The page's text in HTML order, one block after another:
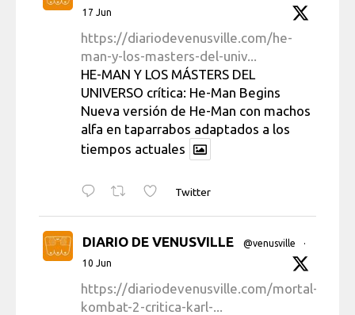
17 Jun
https://diariodevenusville.com/he-
man-y-los-masters-del-univ...
HE-MAN Y LOS MÁSTERS DEL
UNIVERSO crítica: He-Man Begins
Nueva versión de He-Man con machos
alfa en taparrabos adaptados a los
tiempos actuales
Twitter
DIARIO DE VENUSVILLE @venusville
·
10 Jun
https://diariodevenusville.com/mortal-
kombat-2-critica-karl-...